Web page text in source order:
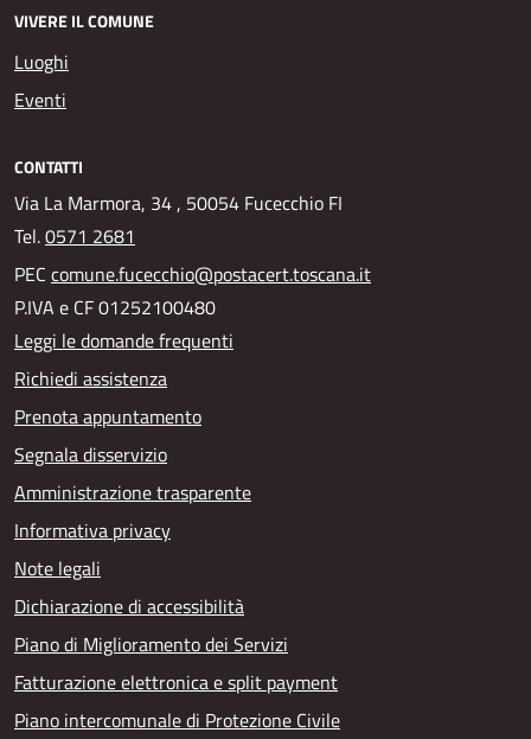
VIVERE IL COMUNE
Luoghi
Eventi
CONTATTI
Via La Marmora, 34 , 50054 Fucecchio FI
Tel.0571 2681
PEC comune.fucecchio@postacert.toscana.it
P.IVA e CF 01252100480
Leggi le domande frequenti
Richiedi assistenza
Prenota appuntamento
Segnala disservizio
Amministrazione trasparente
Informativa privacy
Note legali
Dichiarazione di accessibilità
Piano di Miglioramento dei Servizi
Fatturazione elettronica e split payment
Piano intercomunale di Protezione Civile